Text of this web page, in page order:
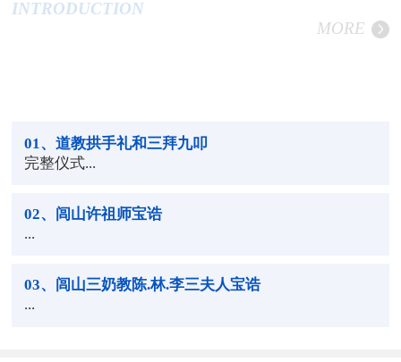
INTRODUCTION
MORE
01 、道教拱手礼和三拜九叩
完整仪式...
02、闾山许祖师宝诰
...
03、闾山三奶教陈.林.李三夫人宝诰
...